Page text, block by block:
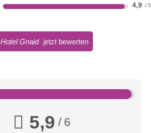
4,9
Hotel Gnaid jetzt bewerten
5,9 / 6